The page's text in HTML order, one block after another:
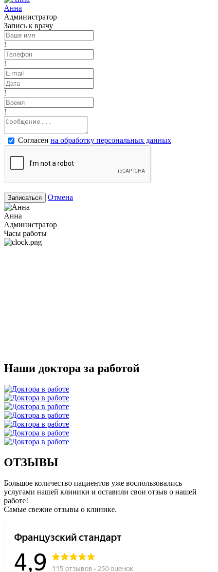
Анна
Администратор
Запись к врачу
!
!
!
!
Согласен на обработку персональных данных
Записаться Отмена
Анна
Администратор
Часы работы
Наши доктора за работой
ОТЗЫВЫ
Большое количество пациентов уже воспользовались
услугами нашей клиники и оставили свои отзыв о нашей
работе!
Caмые свежие отзывы о клинике.